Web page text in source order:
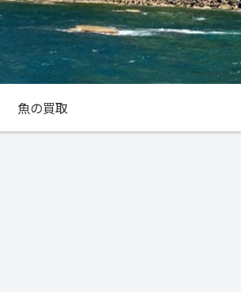
魚の買取